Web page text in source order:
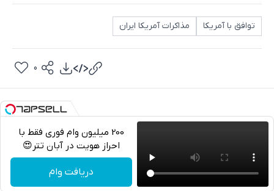
توافق با آمریکا مذاکرات آمریکا ایران
0
200 میلیون وام فوری فقط با
احراز هویت در آبان تتر😍
دریافت وام